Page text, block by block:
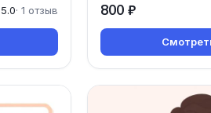
5.0· 1 отзыв 800 ₽